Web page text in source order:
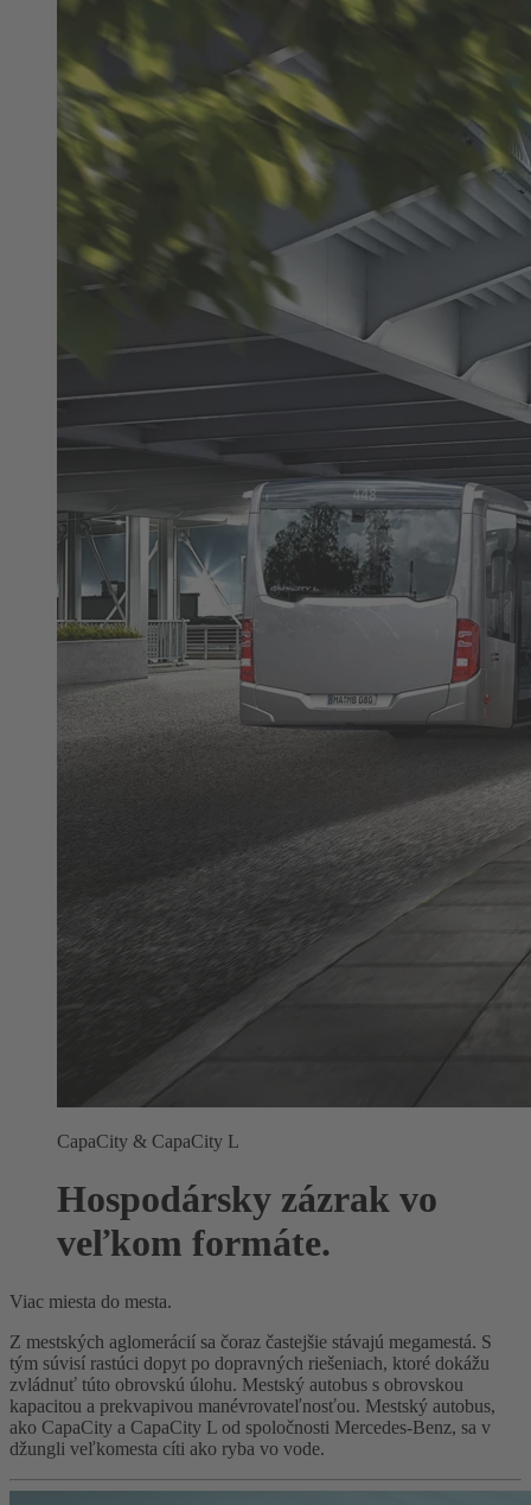
CapaCity & CapaCity L
Hospodársky zázrak vo
veľkom formáte.
Viac miesta do mesta.
Z mestských aglomerácií sa čoraz častejšie stávajú megamestá. S
tým súvisí rastúci dopyt po dopravných riešeniach, ktoré dokážu
zvládnuť túto obrovskú úlohu. Mestský autobus s obrovskou
kapacitou a prekvapivou manévrovateľnosťou. Mestský autobus,
ako CapaCity a CapaCity L od spoločnosti Mercedes-Benz, sa v
džungli veľkomesta cíti ako ryba vo vode.